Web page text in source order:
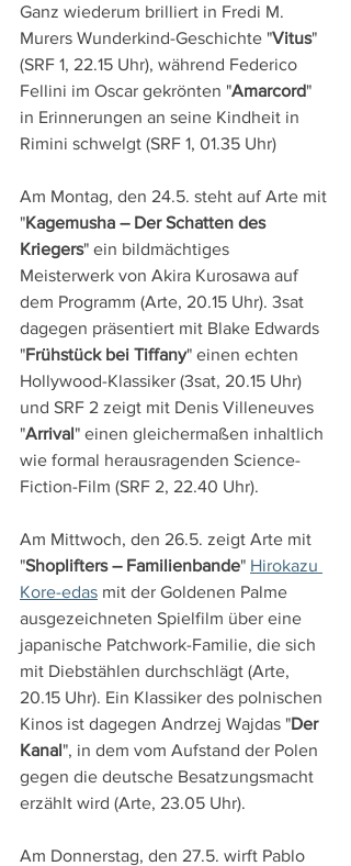
Ganz wiederum brilliert in Fredi M.
Murers Wunderkind-Geschichte "Vitus"
(SRF 1, 22.15 Uhr), während Federico
Fellini im Oscar gekrönten "Amarcord"
in Erinnerungen an seine Kindheit in
Rimini schwelgt (SRF 1, 01.35 Uhr)
Am Montag, den 24.5. steht auf Arte mit
"Kagemusha – Der Schatten des
Kriegers" ein bildmächtiges
Meisterwerk von Akira Kurosawa auf
dem Programm (Arte, 20.15 Uhr). 3sat
dagegen präsentiert mit Blake Edwards
"Frühstück bei Tiffany" einen echten
Hollywood-Klassiker (3sat, 20.15 Uhr)
und SRF 2 zeigt mit Denis Villeneuves
"Arrival" einen gleichermaßen inhaltlich
wie formal herausragenden Science-
Fiction-Film (SRF 2, 22.40 Uhr).
Am Mittwoch, den 26.5. zeigt Arte mit
"Shoplifters – Familienbande" Hirokazu
Kore-edas mit der Goldenen Palme
ausgezeichneten Spielfilm über eine
japanische Patchwork-Familie, die sich
mit Diebstählen durchschlägt (Arte,
20.15 Uhr). Ein Klassiker des polnischen
Kinos ist dagegen Andrzej Wajdas "Der
Kanal", in dem vom Aufstand der Polen
gegen die deutsche Besatzungsmacht
erzählt wird (Arte, 23.05 Uhr).
Am Donnerstag, den 27.5. wirft Pablo